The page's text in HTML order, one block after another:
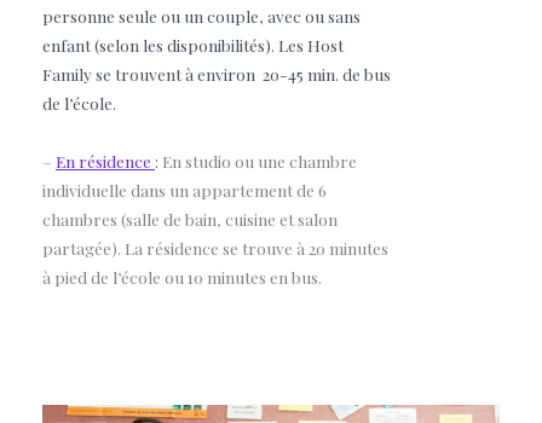
personne seule ou un couple, avec ou sans
enfant (selon les disponibilités). Les Host
Family se trouvent à environ 20-45 min. de bus
de l’école.
– En résidence : En studio ou une chambre
individuelle dans un appartement de 6
chambres (salle de bain, cuisine et salon
partagée). La résidence se trouve à 20 minutes
à pied de l’école ou 10 minutes en bus.